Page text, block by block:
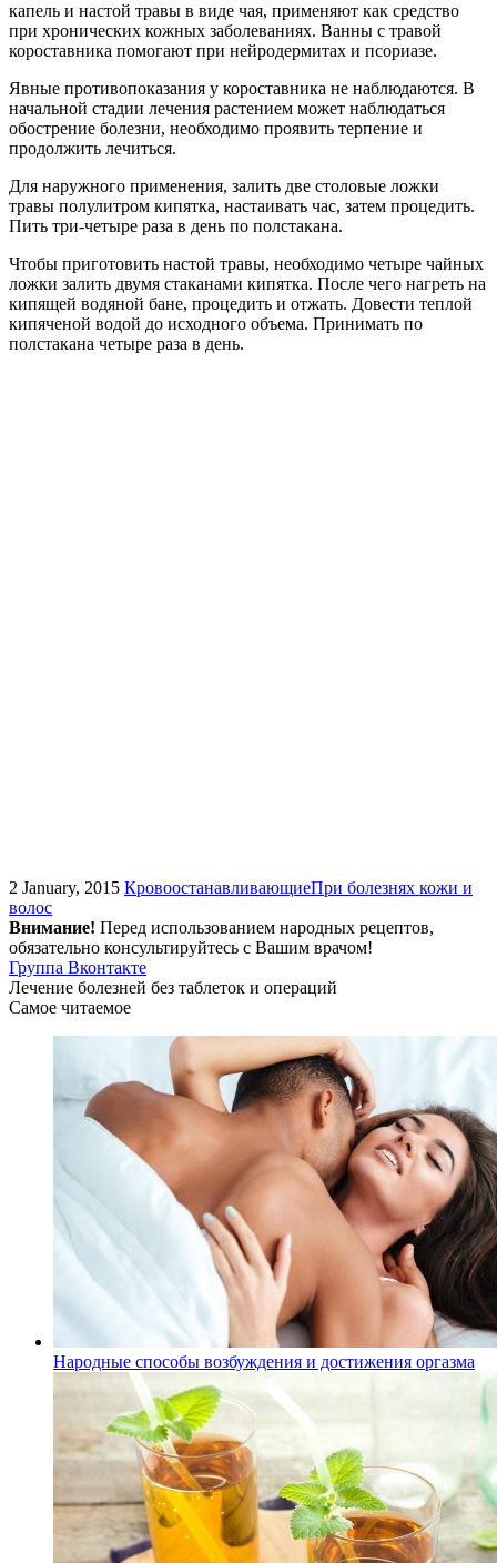
капель и настой травы в виде чая, применяют как средство
при хронических кожных заболеваниях. Ванны с травой
короставника помогают при нейродермитах и псориазе.
Явные противопоказания у короставника не наблюдаются. В
начальной стадии лечения растением может наблюдаться
обострение болезни, необходимо проявить терпение и
продолжить лечиться.
Для наружного применения, залить две столовые ложки
травы полулитром кипятка, настаивать час, затем процедить.
Пить три-четыре раза в день по полстакана.
Чтобы приготовить настой травы, необходимо четыре чайных
ложки залить двумя стаканами кипятка. После чего нагреть на
кипящей водяной бане, процедить и отжать. Довести теплой
кипяченой водой до исходного объема. Принимать по
полстакана четыре раза в день.
2 January, 2015 КровоостанавливающиеПри болезнях кожи и
волос
Внимание! Перед использованием народных рецептов,
обязательно консультируйтесь с Вашим врачом!
Группа Вконтакте
Лечение болезней без таблеток и операций
Самое читаемое
Народные способы возбуждения и достижения оргазма